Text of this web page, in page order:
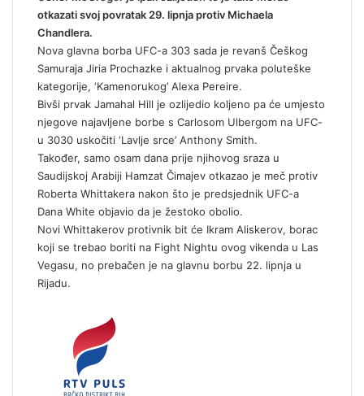
otkazati svoj povratak 29. lipnja protiv Michaela
Chandlera.
Nova glavna borba UFC-a 303 sada je revanš Češkog
Samuraja Jiria Prochazke i aktualnog prvaka poluteške
kategorije, ‘Kamenorukog’ Alexa Pereire.
Bivši prvak Jamahal Hill je ozlijedio koljeno pa će umjesto
njegove najavljene borbe s Carlosom Ulbergom na UFC-
u 3030 uskočiti ‘Lavlje srce’ Anthony Smith.
Također, samo osam dana prije njihovog sraza u
Saudijskoj Arabiji Hamzat Čimajev otkazao je meč protiv
Roberta Whittakera nakon što je predsjednik UFC-a
Dana White objavio da je žestoko obolio.
Novi Whittakerov protivnik bit će Ikram Aliskerov, borac
koji se trebao boriti na Fight Nightu ovog vikenda u Las
Vegasu, no prebačen je na glavnu borbu 22. lipnja u
Rijadu.